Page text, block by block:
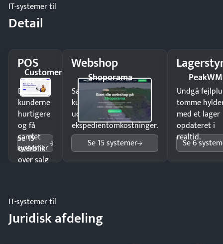
IT-systemer til
Detail
POS
Customer
1st
Ekspedér
kunderne
hurtigere
og få
samlet
overblik
over salg
Se 15
systemer
Webshop
Shoporama
Sælg produkter 24/7 til
kunder i hele landet
uden
ekspedientomkostninger.
Se 15 systemer
Undgå
tomme
med et lager
opdateret i
realtid.
Se 6
IT-systemer til
Juridisk afdeling